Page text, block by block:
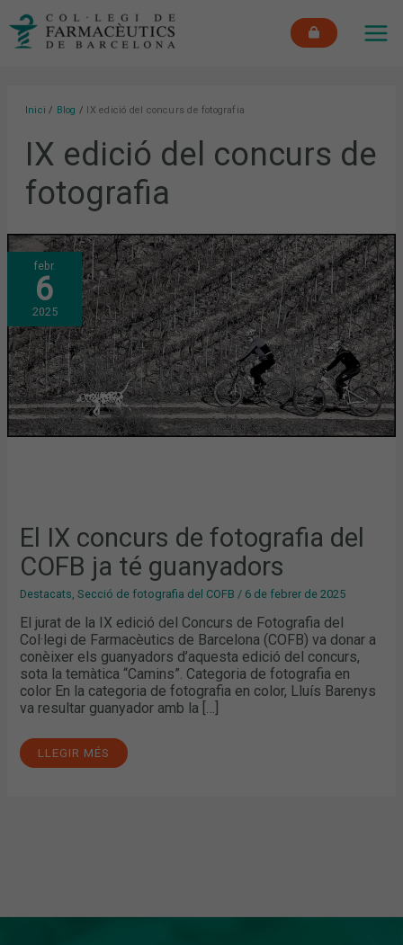
Inici Blog IX edició del concurs de fotografia
IX edició del concurs de
fotografia
febr.
6
2025
El IX concurs de fotografia del
COFB ja té guanyadors
Destacats,Secció de fotografia del COFB / 6 de febrer de 2025
El jurat de la IX edició del Concurs de Fotografia del
Col·legi de Farmacèutics de Barcelona (COFB) va donar a
conèixer els guanyadors d’aquesta edició del concurs,
sota la temàtica “Camins”. Categoria de fotografia en
color En la categoria de fotografia en color, Lluís Barenys
va resultar guanyador amb la […]
EL
IX
CONCURS
DE
FOTOGRAFIA
DEL
COFB
JA
TÉ
GUANYADORS
LLEGIR MÉS